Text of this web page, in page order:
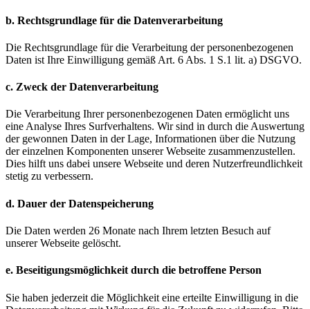
b. Rechtsgrundlage für die Datenverarbeitung
Die Rechtsgrundlage für die Verarbeitung der personenbezogenen
Daten ist Ihre Einwilligung gemäß Art. 6 Abs. 1 S.1 lit. a) DSGVO.
c. Zweck der Datenverarbeitung
Die Verarbeitung Ihrer personenbezogenen Daten ermöglicht uns
eine Analyse Ihres Surfverhaltens. Wir sind in durch die Auswertung
der gewonnen Daten in der Lage, Informationen über die Nutzung
der einzelnen Komponenten unserer Webseite zusammenzustellen.
Dies hilft uns dabei unsere Webseite und deren Nutzerfreundlichkeit
stetig zu verbessern.
d. Dauer der Datenspeicherung
Die Daten werden 26 Monate nach Ihrem letzten Besuch auf
unserer Webseite gelöscht.
e. Beseitigungsmöglichkeit durch die betroffene Person
Sie haben jederzeit die Möglichkeit eine erteilte Einwilligung in die